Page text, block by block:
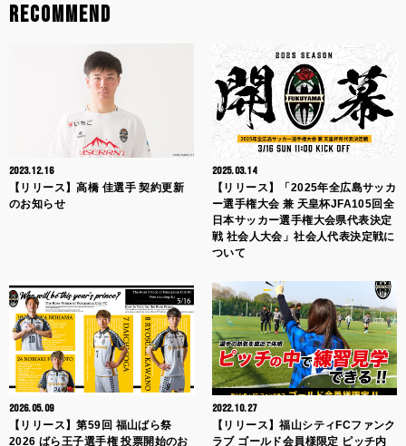
RECOMMEND
2023.12.16
【リリース】高橋 佳選手 契約更新
のお知らせ
2025.03.14
【リリース】「2025年全広島サッカ
ー選手権大会 兼 天皇杯JFA105回全
日本サッカー選手権大会県代表決定
戦 社会人大会」社会人代表決定戦に
ついて
2026.05.09
【リリース】第59回 福山ばら祭
2026 ばら王子選手権 投票開始のお
2022.10.27
【リリース】福山シティFCファンク
ラブ ゴールド会員様限定 ピッチ内